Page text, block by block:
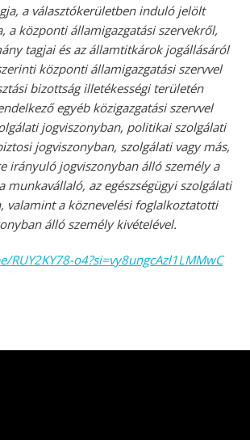
a választókerületben induló jelölt
a központi államigazgatási szervekről,
tagjai és az államtitkárok jogállásáról
központi államigazgatási szervvel
bizottság illetékességi területén
egyéb közigazgatási szervvel
jogviszonyban, politikai szolgálati
jogviszonyban, szolgálati vagy más,
irányuló jogviszonyban álló személy a
munkavállaló, az egészségügyi szolgálati
valamint a köznevelési foglalkoztatotti
álló személy kivételével.
o4?si=vy8ungcAzl1LMMwC